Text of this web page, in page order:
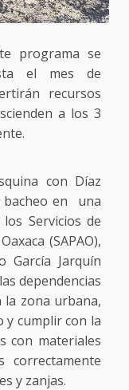
programa se
el mes de
recursos
a los 3
con Díaz
bacheo en una
Servicios de
(SAPAO),
García Jarquín
dependencias
la zona urbana,
y cumplir con la
con materiales
correctamente
y zanjas.